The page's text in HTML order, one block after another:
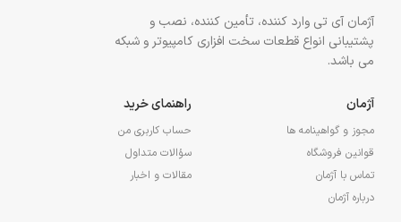
آژمان آی تی وارد کننده، تأمین کننده، نصب و
پشتیبانی انواع قطعات سخت افزاری کامپیوتر و شبکه
می باشد.
آژمان
مجوز و گواهینامه ها
قوانین فروشگاه
تماس با آژمان
درباره آژمان
راهنمای خرید
حساب کاربری من
سؤالات متداول
مقالات و اخبار